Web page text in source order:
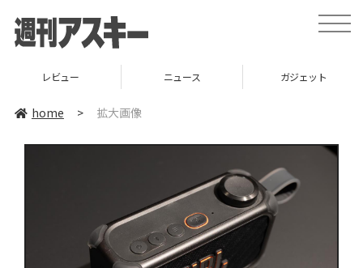
toggle
レビュー ニュース ガジェット
home > 拡大画像